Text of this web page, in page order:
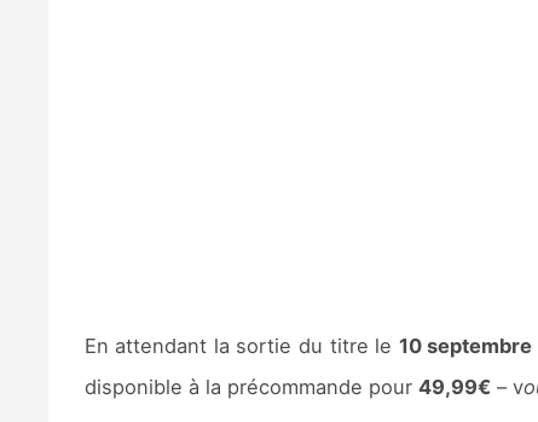
En attendant la sortie du titre le 10 septembre
disponible à la précommande pour 49,99€– v